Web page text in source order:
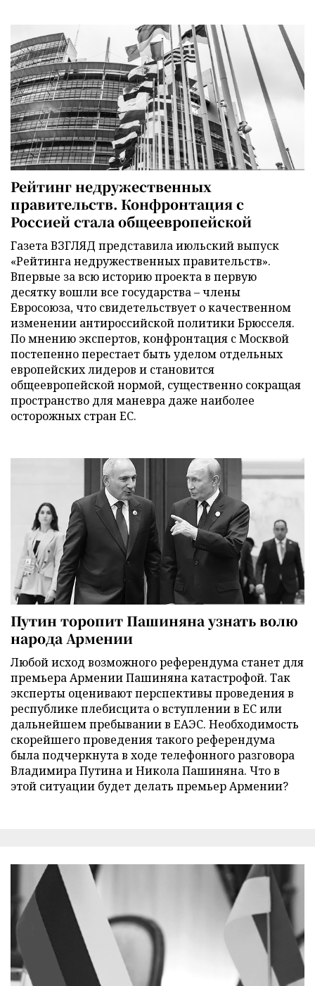
Рейтинг недружественных
правительств. Конфронтация с
Россией стала общеевропейской
Газета ВЗГЛЯД представила июльский выпуск
«Рейтинга недружественных правительств».
Впервые за всю историю проекта в первую
десятку вошли все государства – члены
Евросоюза, что свидетельствует о качественном
изменении антироссийской политики Брюсселя.
По мнению экспертов, конфронтация с Москвой
постепенно перестает быть уделом отдельных
европейских лидеров и становится
общеевропейской нормой, существенно сокращая
пространство для маневра даже наиболее
осторожных стран ЕС.
Путин торопит Пашиняна узнать волю
народа Армении
Любой исход возможного референдума станет для
премьера Армении Пашиняна катастрофой. Так
эксперты оценивают перспективы проведения в
республике плебисцита о вступлении в ЕС или
дальнейшем пребывании в ЕАЭС. Необходимость
скорейшего проведения такого референдума
была подчеркнута в ходе телефонного разговора
Владимира Путина и Никола Пашиняна. Что в
этой ситуации будет делать премьер Армении?